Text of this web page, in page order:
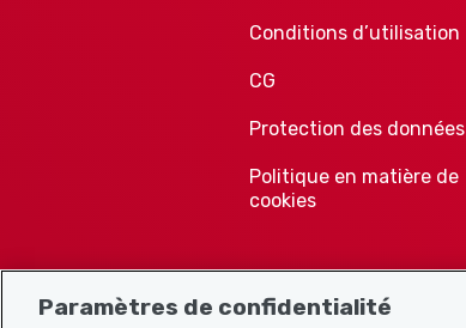
Conditions d’utilisation
CG
Protection des données
Politique en matière de
cookies
Paramètres de confidentialité